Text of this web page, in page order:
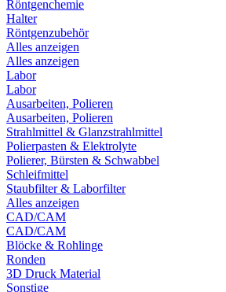
Röntgenchemie
Halter
Röntgenzubehör
Alles anzeigen
Alles anzeigen
Labor
Labor
Ausarbeiten, Polieren
Ausarbeiten, Polieren
Strahlmittel & Glanzstrahlmittel
Polierpasten & Elektrolyte
Polierer, Bürsten & Schwabbel
Schleifmittel
Staubfilter & Laborfilter
Alles anzeigen
CAD/CAM
CAD/CAM
Blöcke & Rohlinge
Ronden
3D Druck Material
Sonstige